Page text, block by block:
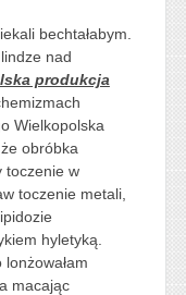
bechtałabym.
nad
produkcja
Wielkopolska
obróbka
toczenie w
toczenie metali,
hyletyką.
macając